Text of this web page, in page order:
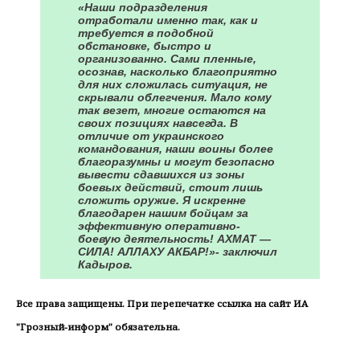
«Наши подразделения
отработали именно так, как и
требуется в подобной
обстановке, быстро и
организованно. Сами пленные,
осознав, насколько благоприятно
для них сложилась ситуация, не
скрывали облегчения. Мало кому
так везет, многие остаются на
своих позициях навсегда. В
отличие от украинского
командования, наши воины более
благоразумны и могут безопасно
вывести сдавшихся из зоны
боевых действий, стоит лишь
сложить оружие. Я искренне
благодарен нашим бойцам за
эффективную оперативно-
боевую деятельность! АХМАТ —
СИЛА! АЛЛАХУ АКБАР!»- заключил
Кадыров.
Все права защищены. При перепечатке ссылка на сайт ИА
"Грозный-информ" обязательна.